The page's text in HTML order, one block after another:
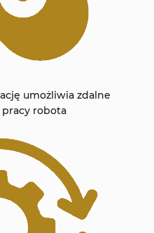
umożliwia zdalne
robota